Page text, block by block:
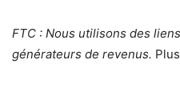
FTC : Nous utilisons des
générateurs de revenus.